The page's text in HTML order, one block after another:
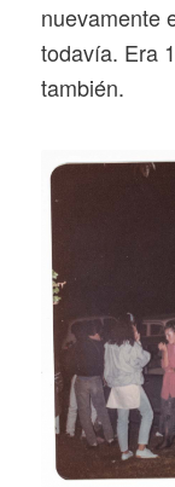
nuevamente
todavía. Era
también.